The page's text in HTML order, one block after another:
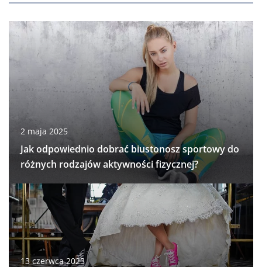
2 maja 2025
Jak odpowiednio dobrać biustonosz sportowy do
różnych rodzajów aktywności fizycznej?
13 czerwca 2023